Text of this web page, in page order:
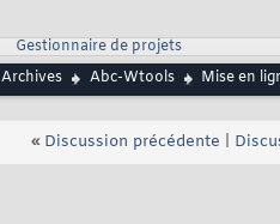
Gestionnaire de projets
Archives Abc-Wtools Mise en
« Discussion précédente